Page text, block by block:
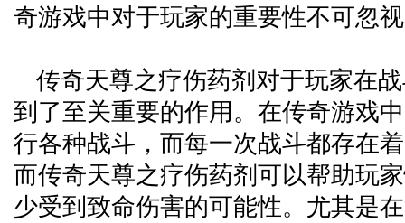
奇游戏中对于玩家的重要性不可忽
传奇天尊之疗伤药剂对于玩家在
到了至关重要的作用。在传奇游戏
行各种战斗，而每一次战斗都存在
而传奇天尊之疗伤药剂可以帮助玩
少受到致命伤害的可能性。尤其是